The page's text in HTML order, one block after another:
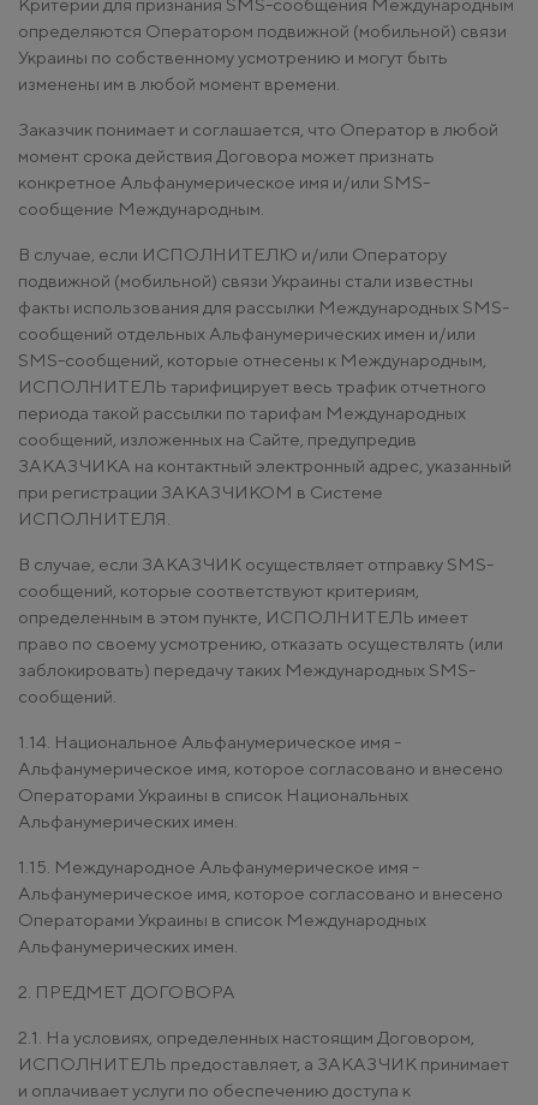
Критерии для признания SMS-сообщения Международным
определяются Оператором подвижной (мобильной) связи
Украины по собственному усмотрению и могут быть
изменены им в любой момент времени.
Заказчик понимает и соглашается, что Оператор в любой
момент срока действия Договора может признать
конкретное Альфанумерическое имя и/или SMS-
сообщение Международным.
В случае, если ИСПОЛНИТЕЛЮ и/или Оператору
подвижной (мобильной) связи Украины стали известны
факты использования для рассылки Международных SMS-
сообщений отдельных Альфанумерических имен и/или
SMS-сообщений, которые отнесены к Международным,
ИСПОЛНИТЕЛЬ тарифицирует весь трафик отчетного
периода такой рассылки по тарифам Международных
сообщений, изложенных на Сайте, предупредив
ЗАКАЗЧИКА на контактный электронный адрес, указанный
при регистрации ЗАКАЗЧИКОМ в Системе
ИСПОЛНИТЕЛЯ.
В случае, если ЗАКАЗЧИК осуществляет отправку SMS-
сообщений, которые соответствуют критериям,
определенным в этом пункте, ИСПОЛНИТЕЛЬ имеет
право по своему усмотрению, отказать осуществлять (или
заблокировать) передачу таких Международных SMS-
сообщений.
1.14. Национальное Альфанумерическое имя -
Альфанумерическое имя, которое согласовано и внесено
Операторами Украины в список Национальных
Альфанумерических имен.
1.15. Международное Альфанумерическое имя -
Альфанумерическое имя, которое согласовано и внесено
Операторами Украины в список Международных
Альфанумерических имен.
2. ПРЕДМЕТ ДОГОВОРА
2.1. На условиях, определенных настоящим Договором,
ИСПОЛНИТЕЛЬ предоставляет, а ЗАКАЗЧИК принимает
и оплачивает услуги по обеспечению доступа к